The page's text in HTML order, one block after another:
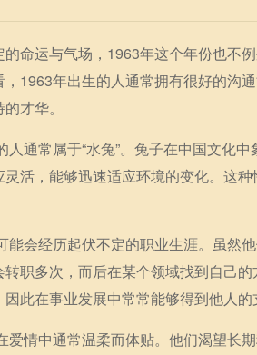
命运与气场，1963年这个年份也不
1963年出生的人通常拥有很好的沟
才华。
通常属于“水兔”。兔子在中国文化
活，能够迅速适应环境的变化。这
能会经历起伏不定的职业生涯。虽然
职多次，而后在某个领域找到自己
此在事业发展中常常能够得到他人的
爱情中通常温柔而体贴。他们渴望长